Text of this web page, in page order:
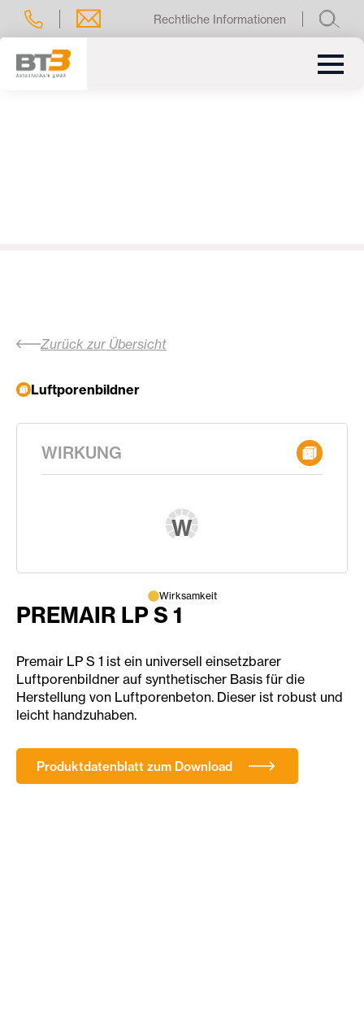
Rechtliche Informationen
Zurück zur Übersicht
Luftporenbildner
WIRKUNG
W
Wirksamkeit
PREMAIR LP S 1
Premair LP S 1 ist ein universell einsetzbarer
Luftporenbildner auf synthetischer Basis für die
Herstellung von Luftporenbeton. Dieser ist robust und
leicht handzuhaben.
Produktdatenblatt zum Download